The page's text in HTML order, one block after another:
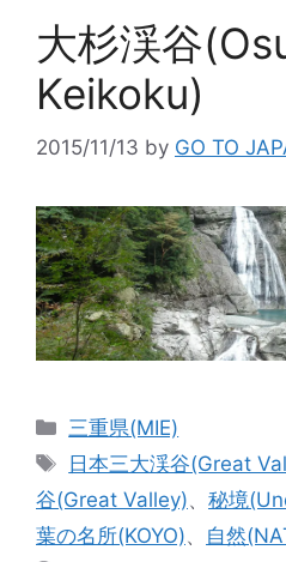
大杉渓谷
Keikoku)
2015/11/13 by GO TO
カ
テ
リ
ー
三重県(MIE)
タ
グ
日本三大渓谷(Great
谷(Great Valley)、 秘境
葉の名所(KOYO)、 自然